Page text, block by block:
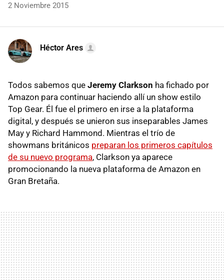
2 Noviembre 2015
Héctor Ares
Todos sabemos que Jeremy Clarkson ha fichado por
Amazon para continuar haciendo allí un show estilo
Top Gear. Él fue el primero en irse a la plataforma
digital, y después se unieron sus inseparables James
May y Richard Hammond. Mientras el trío de
showmans británicos preparan los primeros capítulos
de su nuevo programa, Clarkson ya aparece
promocionando la nueva plataforma de Amazon en
Gran Bretaña.